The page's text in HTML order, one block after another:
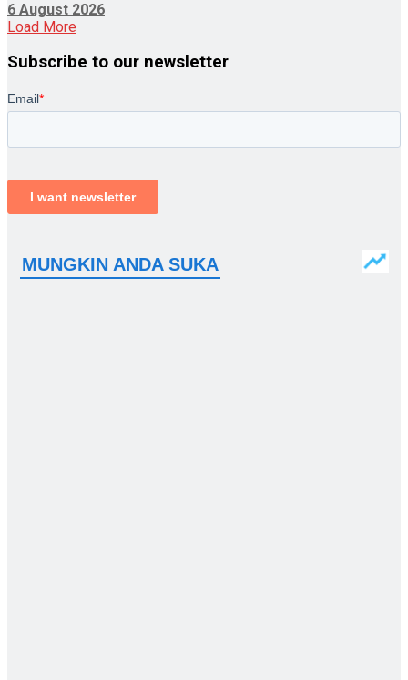
6 August 2026
Load More
Subscribe to our newsletter